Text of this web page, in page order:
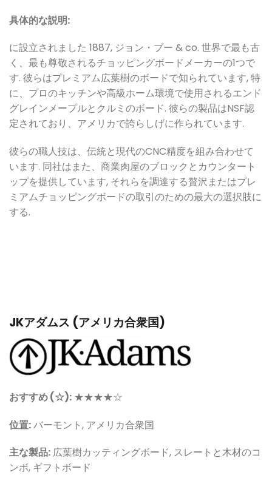
具体的な説明:
に設立されました 1887, ジョン・ブー & co. 世界で最も古
く、最も尊敬されるチョッピングボードメーカーの1つで
す. 彼らはプレミアム広葉樹のボードで知られています, 特
に、プロのキッチンや高級ホーム環境で使用されるエンド
グレインメープルとクルミのボード. 彼らの製品はNSF認
定されており、アメリカで誇らしげに作られています.
彼らの職人技は、伝統と現代のCNC精度を組み合わせて
います. 同社はまた、商業肉屋のブロックとカウンタート
ップを提供しています, それらを調達する贅沢またはプレ
ミアムチョッピングボードの取引のための最大の選択肢に
する.
JKアダムス (アメリカ合衆国)
おすすめ (☆): ★★★★☆
位置:バーモント, アメリカ合衆国
主な製品: 広葉樹カッティングボード, スレートと木材のコ
ンボ, ギフトボード